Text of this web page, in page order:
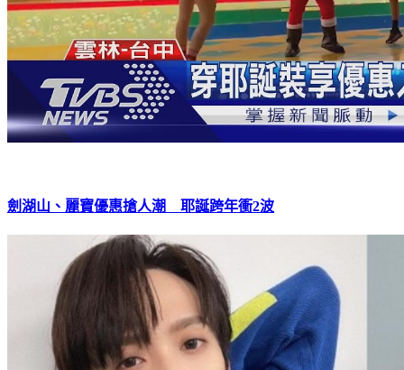
劍湖山、麗寶優惠搶人潮 耶誕跨年衝2波